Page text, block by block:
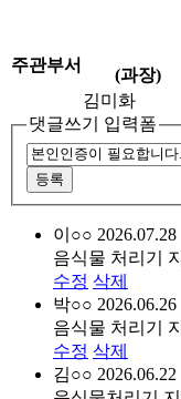
주관부서
(과장)
김미화
댓글쓰기 입력폼
이○○ 2026.07.28
음식물 처리기
수정 삭제
박○○ 2026.06.26
음식물 처리기
수정 삭제
김○○ 2026.06.22